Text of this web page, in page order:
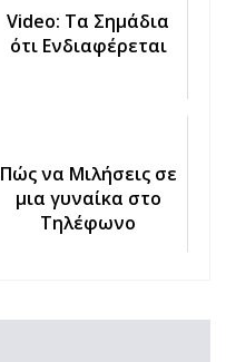
Video: Τα Σημάδια
ότι Ενδιαφέρεται
Πώς να Μιλήσεις σε
μια γυναίκα στο
Τηλέφωνο